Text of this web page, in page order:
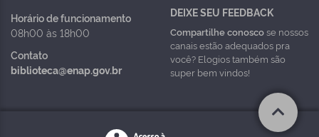
Horário de funcionamento
08h00 às 18h00
Contato
biblioteca@enap.gov.br
DEIXE SEU FEEDBACK
Compartilhe conoscose nossos
canais estão adequados pra
você? Elogios também são
super bem vindos!